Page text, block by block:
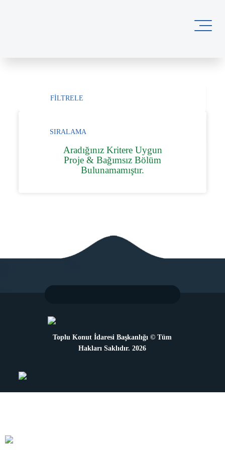
FİLTRELE
SIRALAMA
Aradığınız Kritere Uygun
Proje & Bağımsız Bölüm
Bulunamamıştır.
Toplu Konut İdaresi Başkanlığı © Tüm
Hakları Saklıdır. 2026